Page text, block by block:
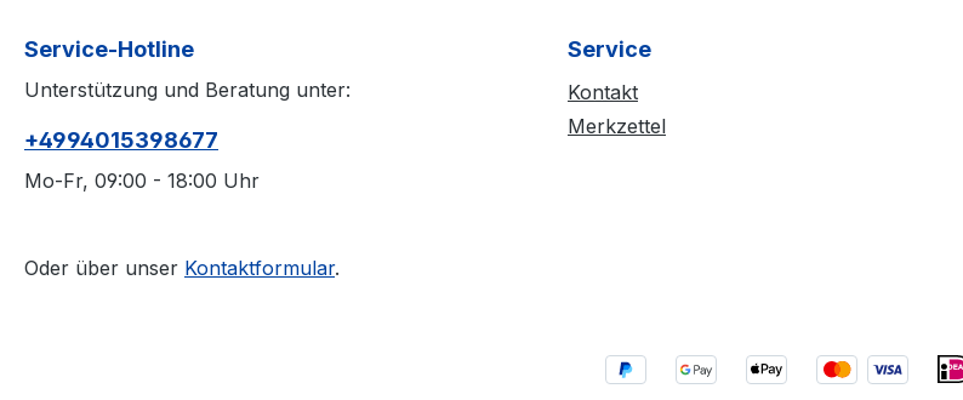
Service-Hotline
Unterstützung und Beratung unter:
+4994015398677
Mo-Fr, 09:00 - 18:00 Uhr
Oder über unser Kontaktformular.
Service
Kontakt
Merkzettel